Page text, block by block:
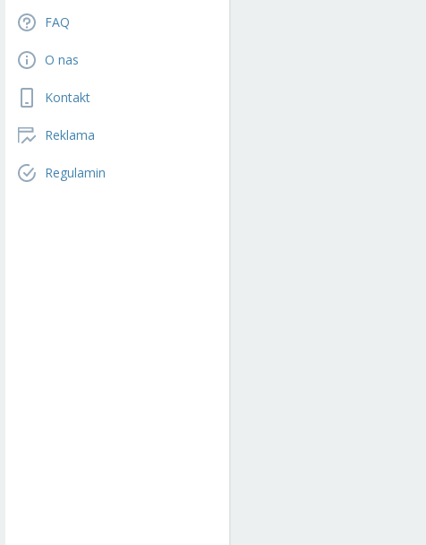
FAQ
O nas
Kontakt
Reklama
Regulamin